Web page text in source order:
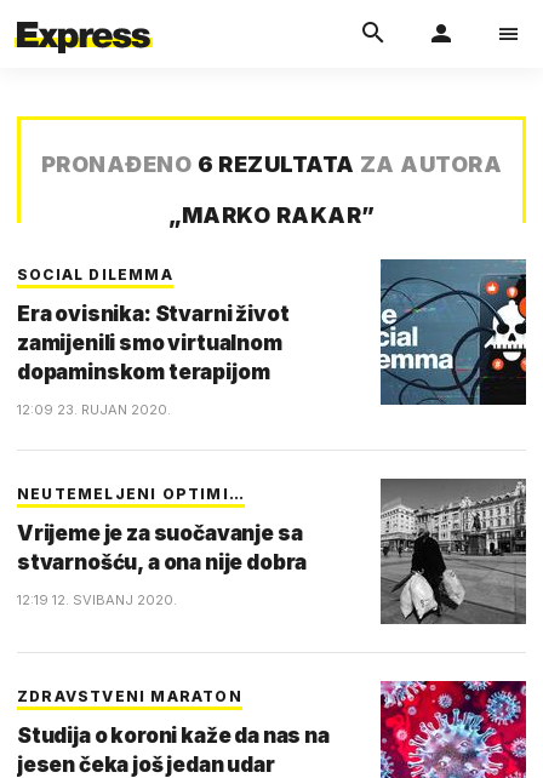
PRONAĐENO 6 REZULTATA ZA AUTORA
„MARKO RAKAR”
SOCIAL DILEMMA
Era ovisnika: Stvarni život
zamijenili smo virtualnom
dopaminskom terapijom
12:09 23. RUJAN 2020.
NEUTEMELJENI OPTIMI…
Vrijeme je za suočavanje sa
stvarnošću, a ona nije dobra
12:19 12. SVIBANJ 2020.
ZDRAVSTVENI MARATON
Studija o koroni kaže da nas na
jesen čeka još jedan udar